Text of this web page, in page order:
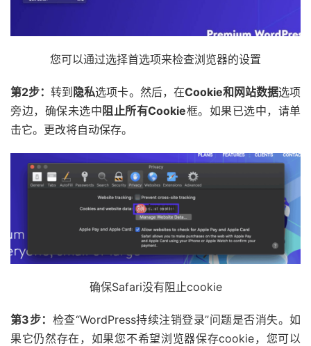
您可以通过选择首选项来检查浏览器的设置
第2步：转到隐私选项卡。然后，在Cookie和网站数据选项
旁边，确保未选中阻止所有Cookie框。如果已选中，请单
击它。更改将自动保存。
确保Safari没有阻止cookie
第3步： 检查“WordPress持续注销登录”问题是否消失。如
果它仍然存在，如果您不希望浏览器保存cookie，您可以